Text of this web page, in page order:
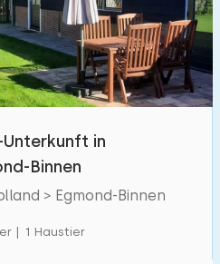
Unterkunft in
Binnen
> Egmond-Binnen
| 1 Haustier